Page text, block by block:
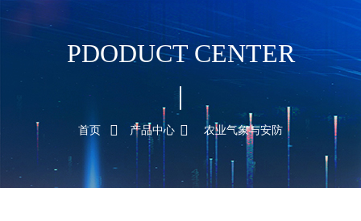
PDODUCT CENTER
首页 产品中心 农业气象与安防